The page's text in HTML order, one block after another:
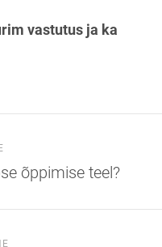
vastutus ja ka
õppimise teel?